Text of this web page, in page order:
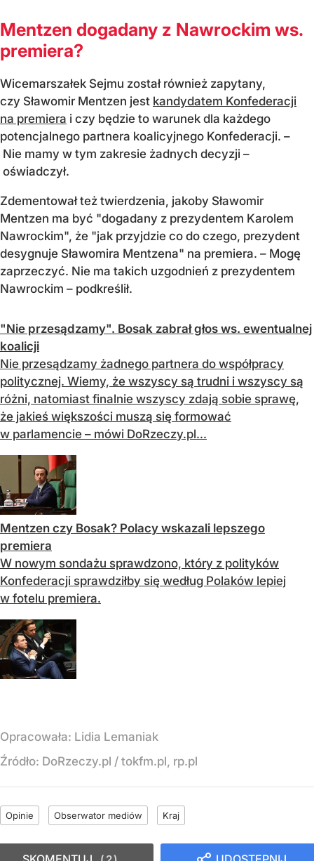
Mentzen dogadany z Nawrockim ws.
premiera?
Wicemarszałek Sejmu został również zapytany,
czy Sławomir Mentzen jest kandydatem Konfederacji
na premiera i czy będzie to warunek dla każdego
potencjalnego partnera koalicyjnego Konfederacji. –
Nie mamy w tym zakresie żadnych decyzji –
oświadczył.
Zdementował też twierdzenia, jakoby Sławomir
Mentzen ma być "dogadany z prezydentem Karolem
Nawrockim", że "jak przyjdzie co do czego, prezydent
desygnuje Sławomira Mentzena" na premiera. – Mogę
zaprzeczyć. Nie ma takich uzgodnień z prezydentem
Nawrockim – podkreślił.
"Nie przesądzamy". Bosak zabrał głos ws. ewentualnej
koalicji
Nie przesądzamy żadnego partnera do współpracy
politycznej. Wiemy, że wszyscy są trudni i wszyscy są
różni, natomiast finalnie wszyscy zdają sobie sprawę,
że jakieś większości muszą się formować
w parlamencie – mówi DoRzeczy.pl...
Mentzen czy Bosak? Polacy wskazali lepszego
premiera
W nowym sondażu sprawdzono, który z polityków
Konfederacji sprawdziłby się według Polaków lepiej
w fotelu premiera.
Opracowała: Lidia Lemaniak
Źródło: DoRzeczy.pl / tokfm.pl, rp.pl
Opinie Obserwator mediów Kraj